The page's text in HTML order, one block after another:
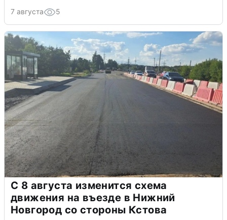
7 августа 5
С 8 августа изменится схема
движения на въезде в Нижний
Новгород со стороны Кстова